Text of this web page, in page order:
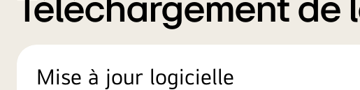
Téléchargement de
Mise à jour logicielle